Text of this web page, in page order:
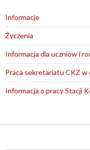
Informacje
Życzenia
Informacja dla uczniów i
Praca sekretariatu CKZ w
Informacja o pracy Stacji